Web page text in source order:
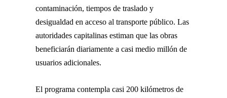
contaminación, tiempos de traslado y
desigualdad en acceso al transporte público. Las
autoridades capitalinas estiman que las obras
beneficiarán diariamente a casi medio millón de
usuarios adicionales.
El programa contempla casi 200 kilómetros de